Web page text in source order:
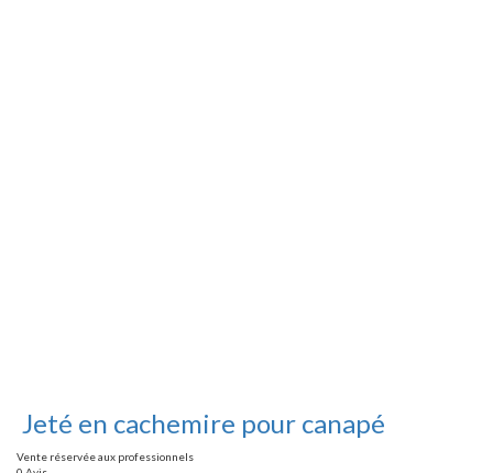
Jeté en cachemire pour canapé
Vente réservée aux professionnels